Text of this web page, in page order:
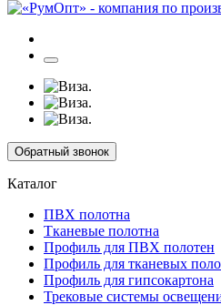
Обратный звонок
Каталог
ПВХ полотна
Тканевые полотна
Профиль для ПВХ полотен
Профиль для тканевых
Профиль для гипсокартона
Трековые системы